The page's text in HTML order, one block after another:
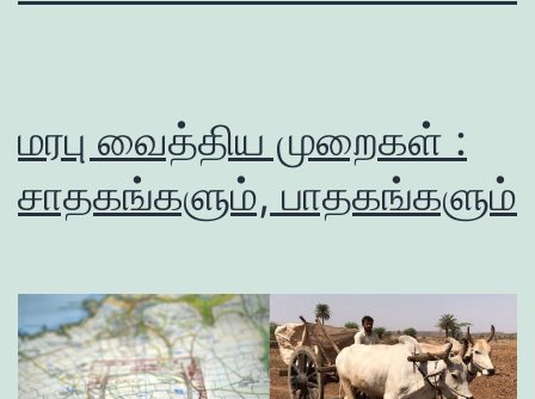
மரபு வைத்திய முறைகள் :
சாதகங்களும், பாதகங்களும்